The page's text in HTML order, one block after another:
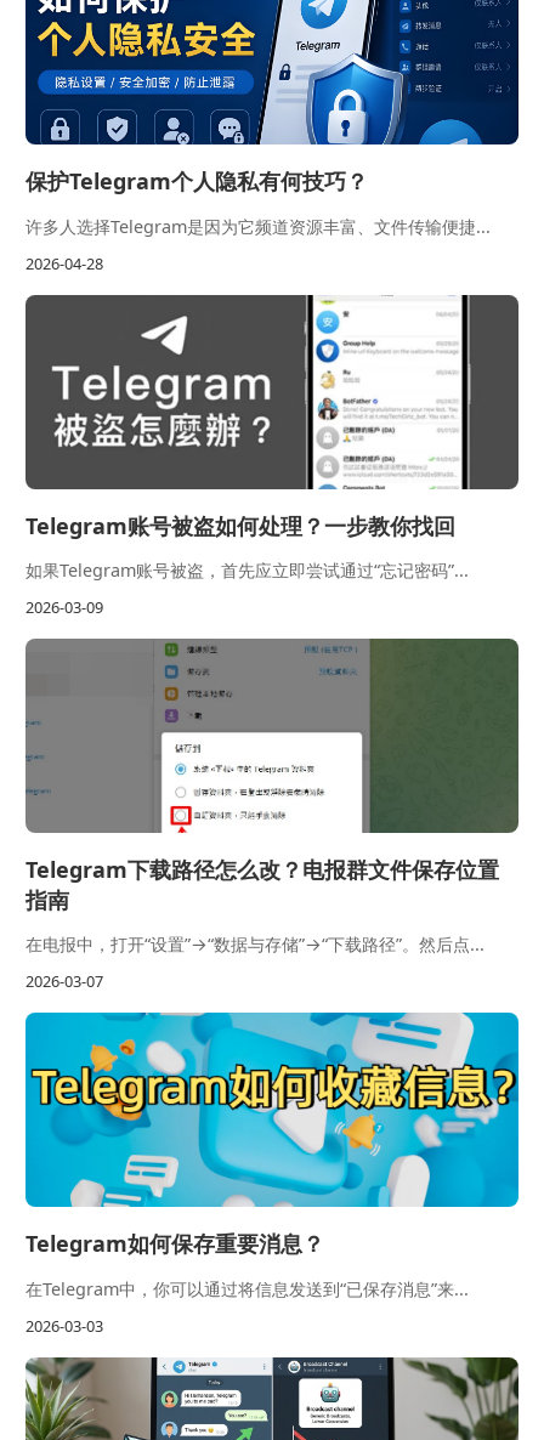
保护Telegram个人隐私有何技巧？
许多人选择Telegram是因为它频道资源丰富、文件传输便捷...
2026-04-28
Telegram账号被盗如何处理？一步教你找回
如果Telegram账号被盗，首先应立即尝试通过“忘记密码”...
2026-03-09
Telegram下载路径怎么改？电报群文件保存位置
指南
在电报中，打开“设置”→“数据与存储”→“下载路径”。然后点...
2026-03-07
Telegram如何保存重要消息？
在Telegram中，你可以通过将信息发送到“已保存消息”来...
2026-03-03